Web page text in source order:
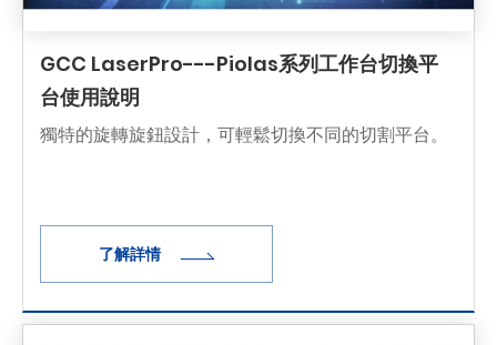
GCC LaserPro---Piolas系列工作台切換平
台使用說明
獨特的旋轉旋鈕設計，可輕鬆切換不同的切割平台。
了解詳情